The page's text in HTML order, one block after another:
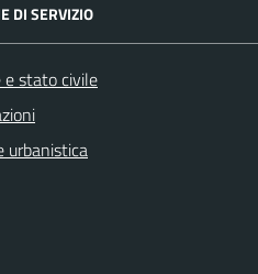
DI SERVIZIO
e stato civile
urbanistica